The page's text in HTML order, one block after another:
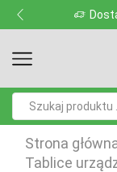
Strona
Tablice